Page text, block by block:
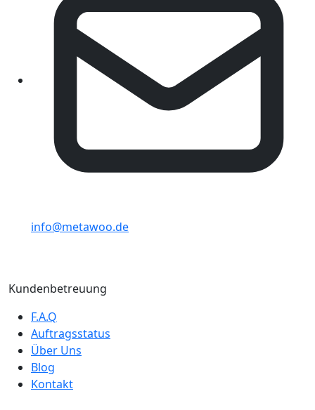
info@metawoo.de
Kundenbetreuung
F.A.Q
Auftragsstatus
Über Uns
Blog
Kontakt